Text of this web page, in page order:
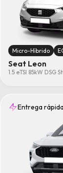
Micro-Híbrido
Seat Leon
1.5 eTSI 85kW DSG
Entrega